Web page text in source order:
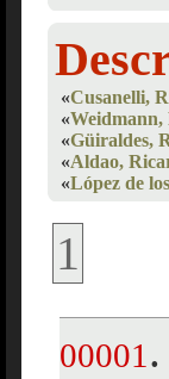
«Cusanelli,
«Weidmann,
«Güiraldes,
«Aldao,
«López de
1
00001 .